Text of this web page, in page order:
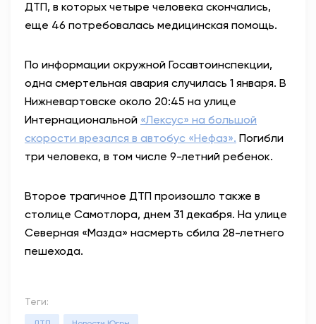
ДТП, в которых четыре человека скончались,
еще 46 потребовалась медицинская помощь.
По информации окружной Госавтоинспекции,
одна смертельная авария случилась 1 января. В
Нижневартовске около 20:45 на улице
Интернациональной «Лексус» на большой
скорости врезался в автобус «Нефаз». Погибли
три человека, в том числе 9-летний ребенок.
Второе трагичное ДТП произошло также в
столице Самотлора, днем 31 декабря. На улице
Северная «Мазда» насмерть сбила 28-летнего
пешехода.
Теги: